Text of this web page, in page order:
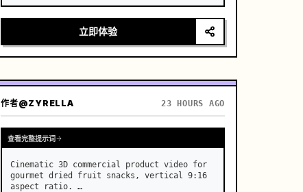
运镜：采用具备无缝转场的快速多角度系统，内景特写
→ 肩后视角 → 外景追踪 → 低机位贴地拍摄，超动态运
镜，结合急摇镜头（whip pans）+ 变速转场（speed
ramp）+ 运动模糊遮罩剪辑，营造连续流动的视觉幻象
吸起伏，仪表盘灯光闪烁
引擎震动感增强
(4-6s) 按下…
立即体验
作者@ZYRELLA 23 HOURS AGO
查看完整提示词
Cinematic 3D commercial product video for
gourmet dried fruit snacks, vertical 9:16
aspect ratio. …